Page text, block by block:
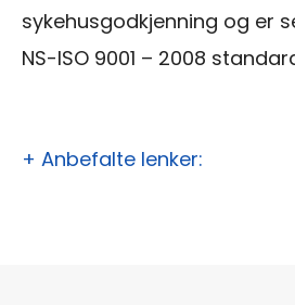
sykehusgodkjenning og er
NS-ISO 9001 – 2008
+ Anbefalte lenker: